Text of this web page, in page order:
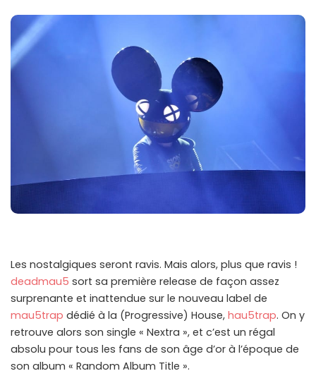
Les nostalgiques seront ravis. Mais alors, plus que ravis !
deadmau5 sort sa première release de façon assez
surprenante et inattendue sur le nouveau label de
mau5trap dédié à la (Progressive) House, hau5trap. On y
retrouve alors son single « Nextra », et c’est un régal
absolu pour tous les fans de son âge d’or à l’époque de
son album « Random Album Title ».